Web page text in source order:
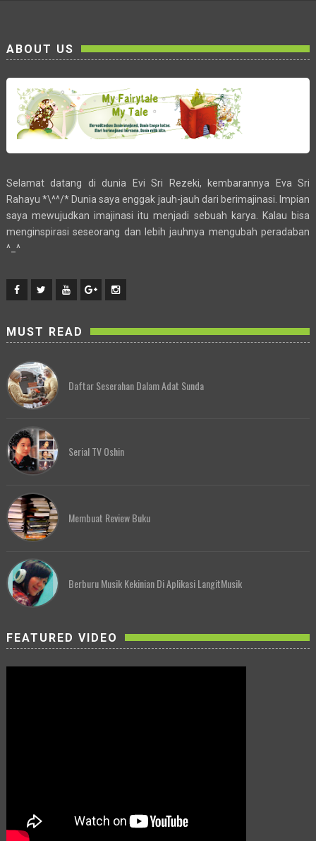
ABOUT US
Selamat datang di dunia Evi Sri Rezeki, kembarannya Eva Sri
Rahayu *\^^/* Dunia saya enggak jauh-jauh dari berimajinasi. Impian
saya mewujudkan imajinasi itu menjadi sebuah karya. Kalau bisa
menginspirasi seseorang dan lebih jauhnya mengubah peradaban
^_^
MUST READ
Daftar Seserahan Dalam Adat Sunda
Serial TV Oshin
Membuat Review Buku
Berburu Musik Kekinian Di Aplikasi LangitMusik
FEATURED VIDEO